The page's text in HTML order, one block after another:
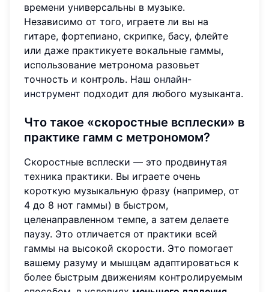
времени универсальны в музыке.
Независимо от того, играете ли вы на
гитаре, фортепиано, скрипке, басу, флейте
или даже практикуете вокальные гаммы,
использование метронома разовьет
точность и контроль. Наш онлайн-
инструмент подходит для любого музыканта.
Что такое «скоростные всплески» в
практике гамм с метрономом?
Скоростные всплески — это продвинутая
техника практики. Вы играете очень
короткую музыкальную фразу (например, от
4 до 8 нот гаммы) в быстром,
целенаправленном темпе, а затем делаете
паузу. Это отличается от практики всей
гаммы на высокой скорости. Это помогает
вашему разуму и мышцам адаптироваться к
более быстрым движениям контролируемым